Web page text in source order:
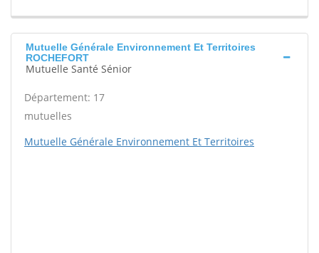
Mutuelle Générale Environnement Et Territoires
ROCHEFORT
Mutuelle Santé Sénior
Département: 17
mutuelles
Mutuelle Générale Environnement Et Territoires